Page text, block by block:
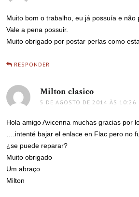
Muito bom o trabalho, eu já possuía e não
Vale a pena possuir.
Muito obrigado por postar perlas como
RESPONDER
Milton clasico
5 DE AGOSTO DE 2014 ÀS 10:26
Hola amigo Avicenna muchas gracias por
….intenté bajar el enlace en Flac pero no
¿se puede reparar?
Muito obrigado
Um abraço
Milton